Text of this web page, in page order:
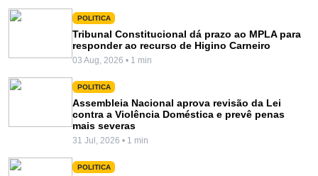
POLITICA
Tribunal Constitucional dá prazo ao MPLA para
responder ao recurso de Higino Carneiro
03 Aug, 2026 • 1 min
POLITICA
Assembleia Nacional aprova revisão da Lei
contra a Violência Doméstica e prevê penas
mais severas
31 Jul, 2026 • 1 min
POLITICA